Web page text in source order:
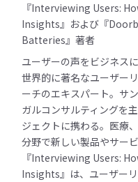
『Interviewing Users:
Insights』および『
Batteries』著者
ユーザーの声をビジネス
世界的に著名なユーザー
ーチのエキスパート。サ
ガルコンサルティングを
ジェクトに携わる。医療
分野で新しい製品やサー
『Interviewing Users:
Insights』は、ユーザー